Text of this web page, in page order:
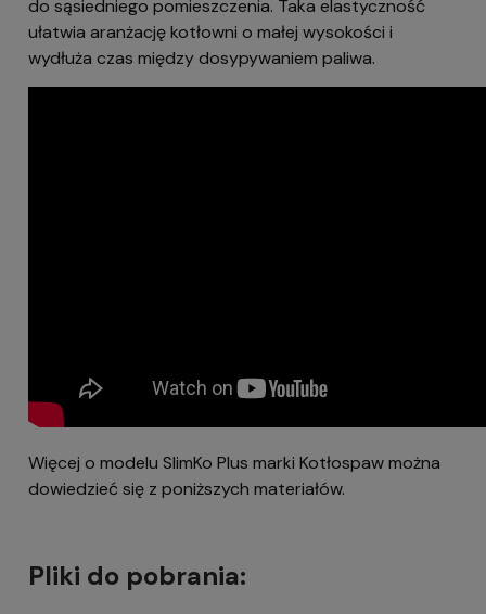
do sąsiedniego pomieszczenia. Taka elastyczność
ułatwia aranżację kotłowni o małej wysokości i
wydłuża czas między dosypywaniem paliwa.
Więcej o modelu SlimKo Plus marki Kotłospaw można
dowiedzieć się z poniższych materiałów.
Pliki do pobrania: